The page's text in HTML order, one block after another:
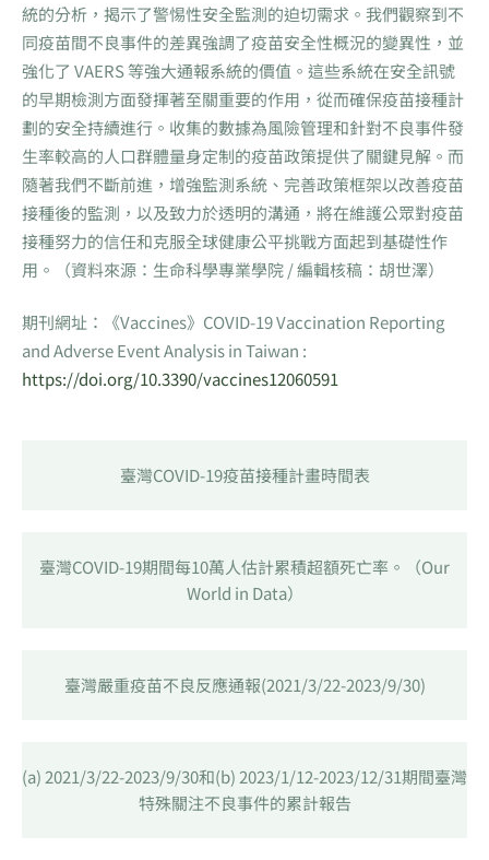
統的分析，揭示了警惕性安全監測的迫切需求。我們觀察到不
同疫苗間不良事件的差異強調了疫苗安全性概況的變異性，並
強化了 VAERS 等強大通報系統的價值。這些系統在安全訊號
的早期檢測方面發揮著至關重要的作用，從而確保疫苗接種計
劃的安全持續進行。收集的數據為風險管理和針對不良事件發
生率較高的人口群體量身定制的疫苗政策提供了關鍵見解。而
隨著我們不斷前進，增強監測系統、完善政策框架以改善疫苗
接種後的監測，以及致力於透明的溝通，將在維護公眾對疫苗
接種努力的信任和克服全球健康公平挑戰方面起到基礎性作
用。（資料來源：生命科學專業學院 / 編輯核稿：胡世澤）
期刊網址：《Vaccines》COVID-19 Vaccination Reporting
and Adverse Event Analysis in Taiwan :
https://doi.org/10.3390/vaccines12060591
臺灣COVID-19疫苗接種計畫時間表
臺灣COVID-19期間每10萬人估計累積超額死亡率。（Our
World in Data）
臺灣嚴重疫苗不良反應通報(2021/3/22-2023/9/30)
(a) 2021/3/22-2023/9/30和(b) 2023/1/12-2023/12/31期間臺灣
特殊關注不良事件的累計報告